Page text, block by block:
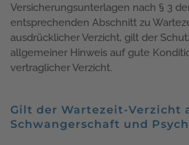
Versicherungsunterlagen nach § 3
entsprechenden Abschnitt zu
ausdrücklicher Verzicht, gilt der
allgemeiner Hinweis auf gute
vertraglicher Verzicht.
Gilt der Wartezeit-Verzicht
Schwangerschaft und